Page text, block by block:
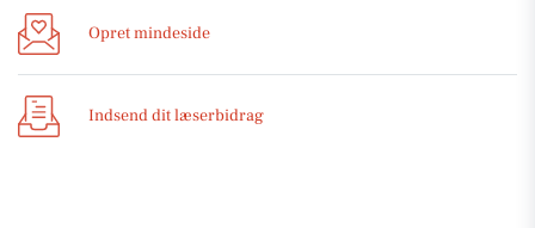
Opret mindeside
Indsend dit læserbidrag